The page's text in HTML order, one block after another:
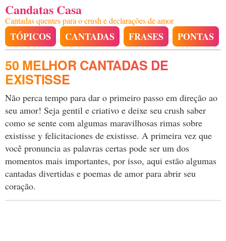
Candatas Casa
Cantadas quentes para o crush e declarações de amor
TÓPICOS CANTADAS FRASES PONTAS
50 MELHOR CANTADAS DE
EXISTISSE
Não perca tempo para dar o primeiro passo em direção ao
seu amor! Seja gentil e criativo e deixe seu crush saber
como se sente com algumas maravilhosas rimas sobre
existisse y felicitaciones de existisse. A primeira vez que
você pronuncia as palavras certas pode ser um dos
momentos mais importantes, por isso, aqui estão algumas
cantadas divertidas e poemas de amor para abrir seu
coração.